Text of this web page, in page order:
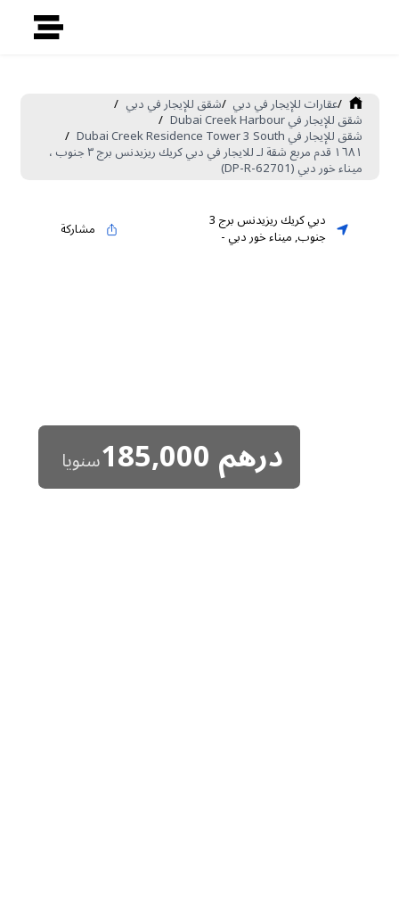
/عقارات للإيجار في دبي /شقق للإيجار في دبي /
شقق للإيجار في Dubai Creek Harbour /
شقق للإيجار في Dubai Creek Residence Tower 3 South /
١٦٨١ قدم مربع شقة لـ للايجار في دبي كريك ريزيدنس برج ٣ جنوب ،
ميناء خور دبي (DP-R-62701)
دبي كريك ريزيدنس برج 3
جنوب,ميناء خور دبي- مشاركة
درهم185,000سنويا